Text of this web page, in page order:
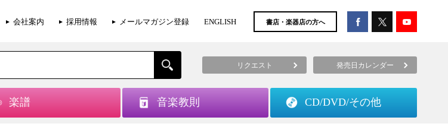
会社案内 採用情報 メールマガジン登録 ENGLISH 書店・楽器店の方へ
リクエスト 発売日カレンダー
楽譜 音楽教則 CD/DVD/その他